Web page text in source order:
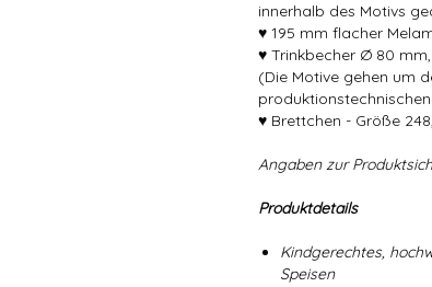
innerhalb des Motivs
♥ 195 mm flacher
♥ Trinkbecher Ø 80
(Die Motive gehen um
♥ Brettchen - Größe
Angaben zur
Produktdetails
Kindgerechtes,
Speisen